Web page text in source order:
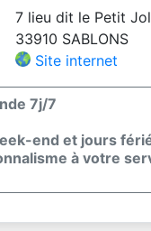
7 lieu dit le Petit
33910 SABLONS
Site internet
7j/7
end et jours
à votre